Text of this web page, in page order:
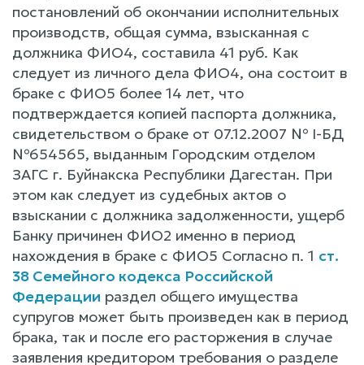
постановлений об окончании исполнительных
производств, общая сумма, взысканная c
должника ФИО4, составила 41 руб. Как
следует из личного дела ФИО4, она состоит в
браке c ФИО5 более 14 лет, что
подтверждается копией паспорта должника,
свидетельством о браке от 07.12.2007 № I-БД
№654565, выданным Городским отделом
ЗАГС г. Буйнакска Республики Дагестан. При
этом как следует из судебных актов o
взыскании c должника задолженности, ущерб
Банку причинен ФИО2 именно в период
нахождения в браке c ФИО5 Согласно п. 1 ст.
38 Семейного кодекса Российской
Федерации раздел общего имущества
супругов может быть произведен как в период
брака, так и после его расторжения в случае
заявления кредитором требования o разделе